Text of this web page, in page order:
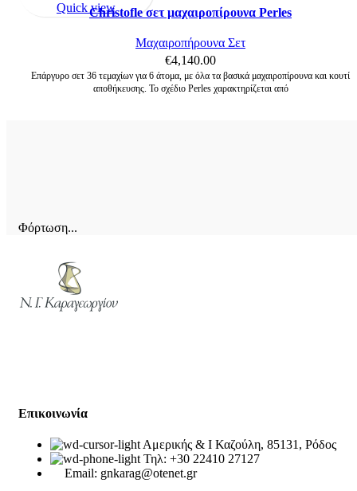
Christofle σετ μαχαιροπίρουνα Perles
Μαχαιροπήρουνα Σετ
€4,140.00
Επάργυρο σετ 36 τεμαχίων για 6 άτομα, με όλα τα βασικά μαχαιροπίρουνα και κουτί
αποθήκευσης. Το σχέδιο Perles χαρακτηρίζεται από
Quick view
Φόρτωση...
Επικοινωνία
Αμερικής & Ι Καζούλη, 85131, Ρόδος
Τηλ: +30 22410 27127
Email: gnkarag@otenet.gr